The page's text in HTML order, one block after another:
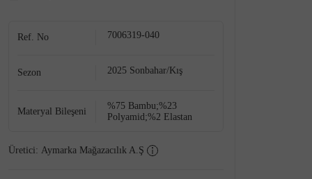
Ref. No 7006319-040
Sezon 2025 Sonbahar/Kış
Materyal Bileşeni
%75 Bambu;%23
Polyamid;%2 Elastan
Üretici:Aymarka Mağazacılık A.Ş